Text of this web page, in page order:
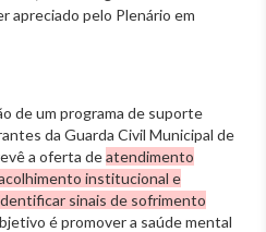
apreciado pelo Plenário em
de um programa de suporte
da Guarda Civil Municipal de
a oferta deatendimento
institucional e
sinais de sofrimento
é promover a saúde mental